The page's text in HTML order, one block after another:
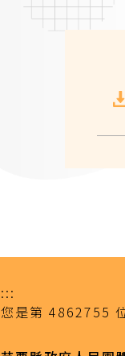
:::
您是第 4862755